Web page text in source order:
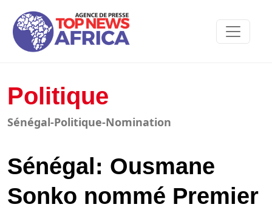
Politique
Sénégal-Politique-Nomination
Sénégal: Ousmane
Sonko nommé Premier